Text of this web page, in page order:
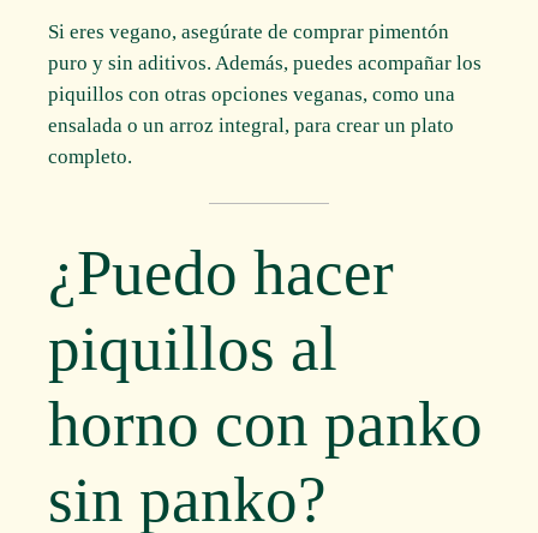
Si eres vegano, asegúrate de comprar pimentón
puro y sin aditivos. Además, puedes acompañar los
piquillos con otras opciones veganas, como una
ensalada o un arroz integral, para crear un plato
completo.
¿Puedo hacer
piquillos al
horno con panko
sin panko?